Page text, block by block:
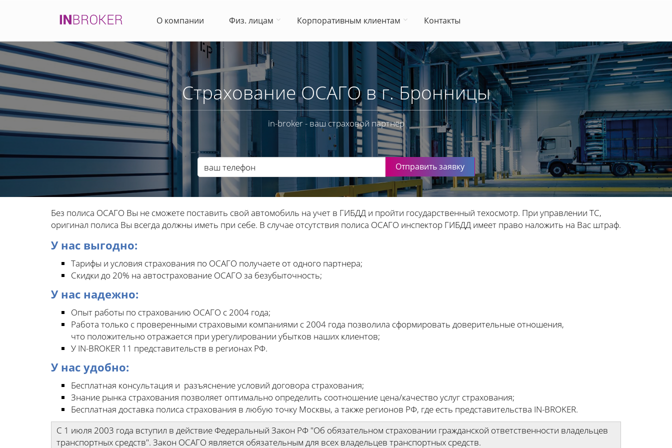
О компании Физ. лицам Корпоративным клиентам Контакты
Страхование ОСАГО в г. Бронницы
in-broker - ваш страховой партнёр
Отправить заявку
Без полиса ОСАГО Вы не сможете поставить свой автомобиль на учет в ГИБДД и пройти государственный техосмотр. При управлении ТС,
оригинал полиса Вы всегда должны иметь при себе. В случае отсутствия полиса ОСАГО инспектор ГИБДД имеет право наложить на Вас штраф.
У нас выгодно:
Тарифы и условия страхования по ОСАГО получаете от одного партнера;
Скидки до 20% на автострахование ОСАГО за безубыточность;
У нас надежно:
Опыт работы по страхованию ОСАГО с 2004 года;
Работа только с проверенными страховыми компаниями с 2004 года позволила сформировать доверительные отношения,
что положительно отражается при урегулировании убытков наших клиентов;
У IN-BROKER 11 представительств в регионах РФ.
У нас удобно:
Бесплатная консультация и разъяснение условий договора страхования;
Знание рынка страхования позволяет оптимально определить соотношение цена/качество услуг страхования;
Бесплатная доставка полиса страхования в любую точку Москвы, а также регионов РФ, где есть представительства IN-BROKER.
С 1 июля 2003 года вступил в действие Федеральный Закон РФ "Об обязательном страховании гражданской ответственности владельцев
транспортных средств". Закон ОСАГО является обязательным для всех владельцев транспортных средств.